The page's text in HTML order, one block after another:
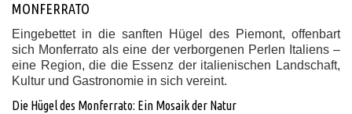
MONFERRATO
Eingebettet in die sanften Hügel des Piemont, offenbart
sich Monferrato als eine der verborgenen Perlen Italiens –
eine Region, die die Essenz der italienischen Landschaft,
Kultur und Gastronomie in sich vereint.
Die Hügel des Monferrato: Ein Mosaik der Natur